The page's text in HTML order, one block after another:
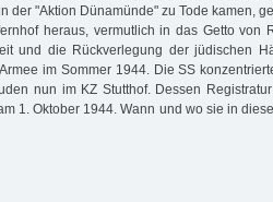
der "Aktion Dünamünde" zu Tode kamen,
heraus, vermutlich in das Getto von
und die Rückverlegung der jüdischen
im Sommer 1944. Die SS
nun im KZ Stutthof. Dessen
1. Oktober 1944. Wann und wo sie in